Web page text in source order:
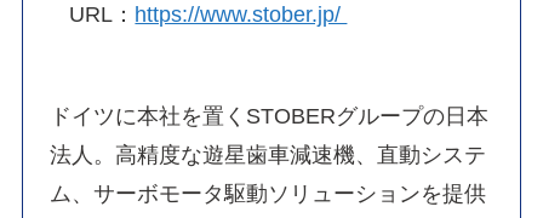
URL： https://www.stober.jp/
ドイツに本社を置くSTOBERグループの日本
法人。高精度な遊星歯車減速機、直動システ
ム、サーボモータ駆動ソリューションを提供